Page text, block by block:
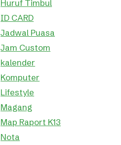
Huruf Timbul
ID CARD
Jadwal Puasa
Jam Custom
kalender
Komputer
Lifestyle
Magang
Map Raport K13
Nota